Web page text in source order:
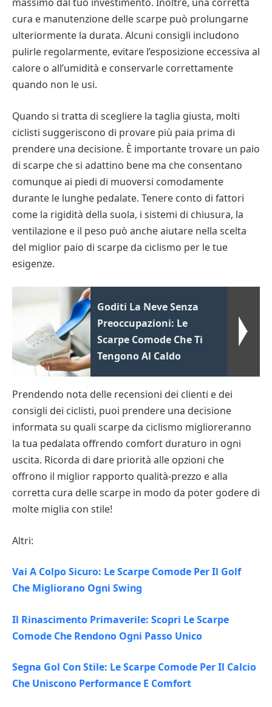
cura e manutenzione delle scarpe può prolungarne
ulteriormente la durata. Alcuni consigli includono
pulirle regolarmente, evitare l’esposizione eccessiva al
calore o all’umidità e conservarle correttamente
quando non le usi.
Quando si tratta di scegliere la taglia giusta, molti
ciclisti suggeriscono di provare più paia prima di
prendere una decisione. È importante trovare un paio
di scarpe che si adattino bene ma che consentano
comunque ai piedi di muoversi comodamente
durante le lunghe pedalate. Tenere conto di fattori
come la rigidità della suola, i sistemi di chiusura, la
ventilazione e il peso può anche aiutare nella scelta
del miglior paio di scarpe da ciclismo per le tue
esigenze.
Goditi La Neve Senza
Preoccupazioni: Le
Scarpe Comode Che Ti
Tengono Al Caldo
Prendendo nota delle recensioni dei clienti e dei
consigli dei ciclisti, puoi prendere una decisione
informata su quali scarpe da ciclismo miglioreranno
la tua pedalata offrendo comfort duraturo in ogni
uscita. Ricorda di dare priorità alle opzioni che
offrono il miglior rapporto qualità-prezzo e alla
corretta cura delle scarpe in modo da poter godere di
molte miglia con stile!
Altri:
Vai A Colpo Sicuro: Le Scarpe Comode Per Il Golf
Che Migliorano Ogni Swing
Il Rinascimento Primaverile: Scopri Le Scarpe
Comode Che Rendono Ogni Passo Unico
Segna Gol Con Stile: Le Scarpe Comode Per Il Calcio
Che Uniscono Performance E Comfort